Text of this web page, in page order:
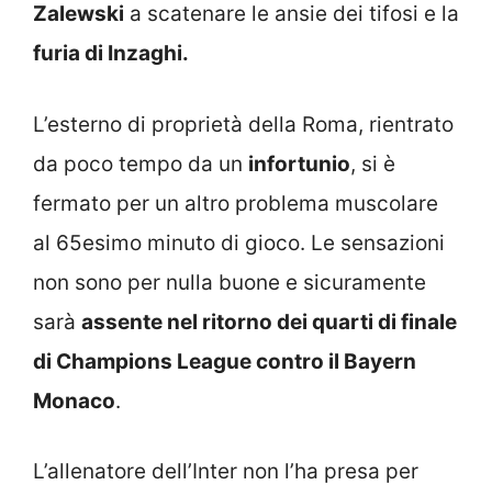
Zalewski a scatenare le ansie dei tifosi e la
furia di Inzaghi.
L’esterno di proprietà della Roma, rientrato
da poco tempo da un infortunio, si è
fermato per un altro problema muscolare
al 65esimo minuto di gioco. Le sensazioni
non sono per nulla buone e sicuramente
sarà assente nel ritorno dei quarti di finale
di Champions League contro il Bayern
Monaco.
L’allenatore dell’Inter non l’ha presa per